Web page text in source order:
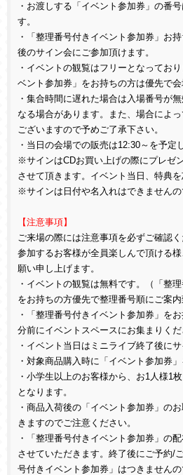
・お渡しする「イベント参加券」の番
す。
・「整理番号付きイベント参加券」お
後のサイン会にご参加頂けます。
・イベントの観覧はフリーとなってお
ベント参加券」をお持ちの方は優先で会
・集合時間に遅れた場合は入場番号が
なる場合があります。また、場合によ
ございますので予めご了承下さい。
・当日の会場での販売は12:30～を予定
※サインはCDお買い上げの際にプレゼ
させて頂きます。イベント当日、特典を
※サインは日付や名入れはできませんの
【注意事項】
ご来場の際には注意事項を必ずご確認く
参加するお客様が全員楽しんで頂ける
願い申し上げます。
・イベントの観覧は無料です。（「整
をお持ちの方優先で整理番号順にご案内
・「整理番号付きイベント参加券」を
分前にイベントスペースにお集まりくだ
・イベント当日はミニライブ終了後にサ
・対象商品購入時に「イベント参加券」
・小学生以上のお客様から、お1人様1
となります。
・商品入荷後の「イベント参加券」の
きますのでご注意ください。
・「整理番号付きイベント参加券」の
させていただきます。終了後にご予約/
号付きイベント参加券」はつきませんの